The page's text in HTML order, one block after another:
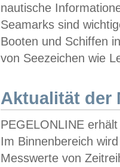
nautische
Seamarks sind
Booten und Schiffen
von Seezeichen wie
Aktualität der
PEGELONLINE
Im Binnenbereich
Messwerte von